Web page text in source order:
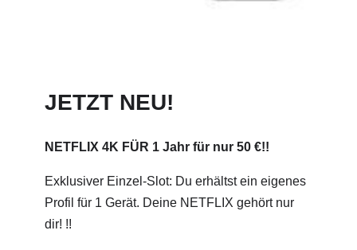
JETZT NEU!
NETFLIX 4K FÜR 1 Jahr für nur 50 €!!
Exklusiver Einzel-Slot: Du erhältst ein eigenes
Profil für 1 Gerät. Deine NETFLIX gehört nur
dir! !!